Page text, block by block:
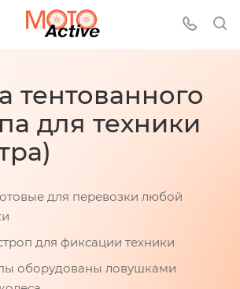
тентованного
для техники
для перевозки любой
для фиксации техники
оборудованы ловушками